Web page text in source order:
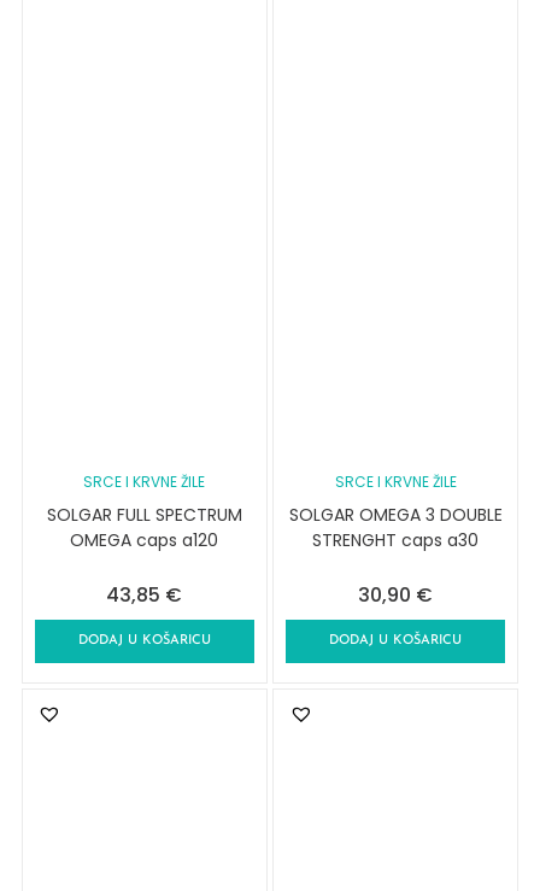
SRCE I KRVNE ŽILE
SOLGAR FULL SPECTRUM
OMEGA caps a120
43,85 €
DODAJ U KOŠARICU
SRCE I KRVNE ŽILE
SOLGAR OMEGA 3 DOUBLE
STRENGHT caps a30
30,90 €
DODAJ U KOŠARICU